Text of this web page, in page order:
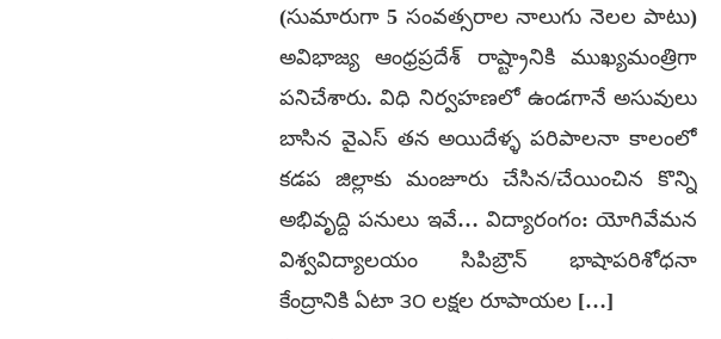
(సుమారుగా 5 సంవత్సరాల నాలుగు నెలల పాటు)
అవిభాజ్య ఆంధ్రప్రదేశ్ రాష్ట్రానికి ముఖ్యమంత్రిగా
పనిచేశారు. విధి నిర్వహణలో ఉండగానే అసువులు
బాసిన వైఎస్ తన అయిదేళ్ళ పరిపాలనా కాలంలో
కడప జిల్లాకు మంజూరు చేసిన/చేయించిన కొన్ని
అభివృద్ది పనులు ఇవే… విద్యారంగం: యోగివేమన
విశ్వవిద్యాలయం సిపిబ్రౌన్ భాషాపరిశోధనా
కేంద్రానికి ఏటా ౩౦ లక్షల రూపాయల […]